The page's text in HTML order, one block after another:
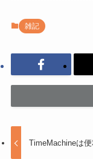
雑記
TimeMachineは便